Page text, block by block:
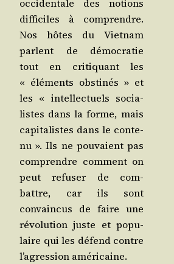
occi­den­tale des notions
dif­fi­ciles à com­prendre.
Nos hôtes du Viet­nam
parlent de démo­cra­tie
tout en cri­ti­quant les
« élé­ments obs­ti­nés » et
les « intel­lec­tuels socia­
listes dans la forme, mais
capi­ta­listes dans le conte­
nu ». Ils ne pou­vaient pas
com­prendre com­ment on
peut refu­ser de com­
battre, car ils sont
convain­cus de faire une
révo­lu­tion juste et popu­
laire qui les défend contre
l’agression américaine.